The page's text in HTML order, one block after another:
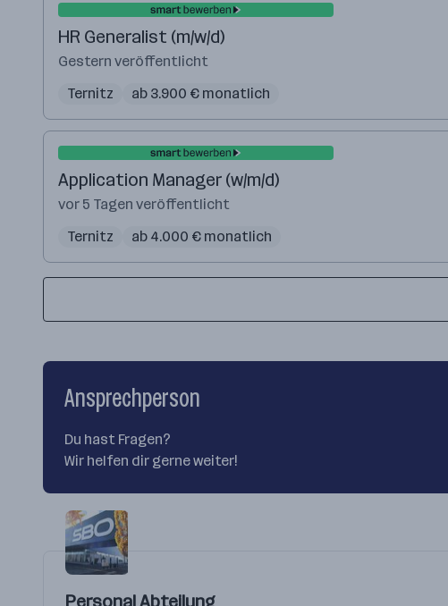
HR Generalist (m/w/d)
Gestern veröffentlicht
Ternitz
ab 3.900 € monatlich
Application Manager (w/m/d)
vor 5 Tagen veröffentlicht
Ternitz
ab 4.000 € monatlich
Ansprechperson
Du hast Fragen?
Wir helfen dir gerne weiter!
Personal Abteilung